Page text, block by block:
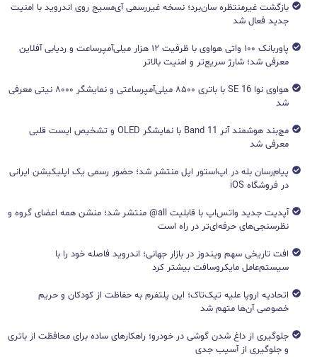
بازگشت غیرمنتظره سان‌برد؛ نسخه غیررسمی آی‌مسیج روی اندروید با امنیت
جدید فعال شد
پاوربانک ۱۰۰ واتی هواوی با ظرفیت ۱۲ هزار میلی‌آمپرساعت و ردیابی آفلاین
معرفی شد؛ شارژ سریع‌تر و امنیت بالاتر
هواوی نوا 16 SE با باتری ۸۵۰۰ میلی‌آمپرساعتی و نمایشگر ۸۰۰۰ نیتی معرفی
شد
مچ‌بند هوشمند آنر Band 11 با نمایشگر OLED و تشخیص ایست قلبی
معرفی شد
پیام‌رسان بله در اپ‌استور اپل منتشر شد؛ حضور رسمی یک اپلیکیشن ایرانی
در فروشگاه iOS
آپدیت جدید واتس‌اپ با قابلیت all@ منتشر شد؛ منشن همه اعضای گروه و
نظرسنجی‌های حرفه‌ای‌تر در راه است
افت تاریخی سهم ویندوز در بازار جهانی؛ اندروید فاصله خود را با
سیستم‌عامل مایکروسافت بیشتر کرد
اتحادیه اروپا علیه تیک‌تاک؛ این پلتفرم به حفاظت از کودکان و حریم
خصوصی آن‌ها متهم شد
جلوگیری از داغ شدن گوشی در خودرو؛ راهکارهای ساده برای محافظت از باتری
و جلوگیری از آسیب جدی